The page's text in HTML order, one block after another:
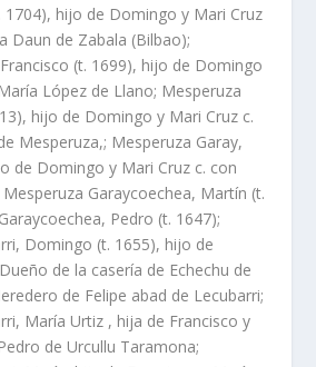
1704), hijo de Domingo y Mari Cruz
Daun de Zabala (Bilbao);
(t. 1699), hijo de Domingo
López de Llano; Mesperuza
hijo de Domingo y Mari Cruz c.
Mesperuza,; Mesperuza Garay,
de Domingo y Mari Cruz c. con
Garaycoechea, Martí­n (t.
Pedro (t. 1647);
Domingo (t. 1655), hijo de
de la caserí­a de Echechu de
de Felipe abad de Lecubarri;
Marí­a Urtiz , hija de Francisco y
de Urcullu Taramona;